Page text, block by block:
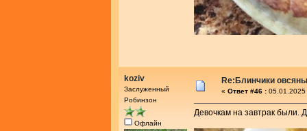
koziv
Заслуженный
Робинзон
Офлайн
Re:Блинчики
« Ответ #46 :
Девочкам на завтрак были.